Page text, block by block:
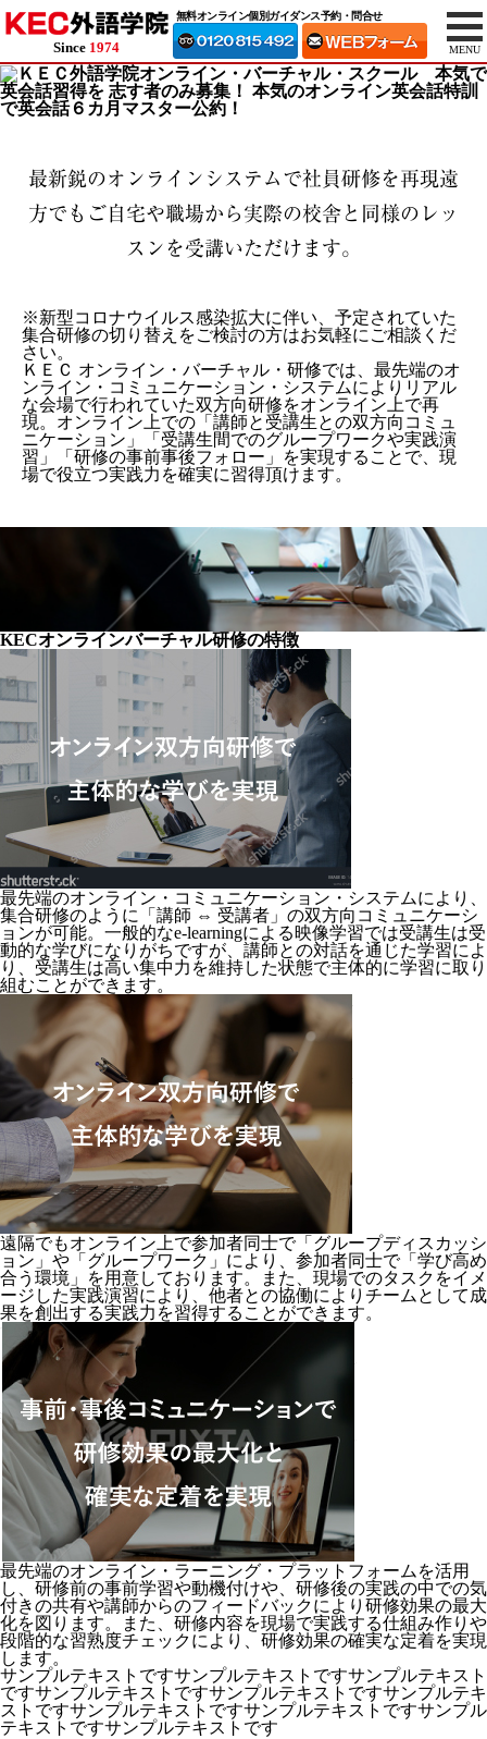
Since 1974
無料オンライン個別ガイダンス予約・問合せ
MENU
最新鋭のオンラインシステムで社員研修を再現遠
方でもご自宅や職場から実際の校舎と同様のレッ
スンを受講いただけます。
※新型コロナウイルス感染拡大に伴い、予定されていた
集合研修の切り替えをご検討の方はお気軽にご相談くだ
さい。
ＫＥＣ オンライン・バーチャル・研修では、最先端のオ
ンライン・コミュニケーション・システムによりリアル
な会場で行われていた双方向研修をオンライン上で再
現。オンライン上での「講師と受講生との双方向コミュ
ニケーション」「受講生間でのグループワークや実践演
習」「研修の事前事後フォロー」を実現することで、現
場で役立つ実践力を確実に習得頂けます。
KECオンラインバーチャル研修の特徴
最先端のオンライン・コミュニケーション・システムにより、
集合研修のように「講師 ⇔ 受講者」の双方向コミュニケーシ
ョンが可能。一般的なe-learningによる映像学習では受講生は受
動的な学びになりがちですが、講師との対話を通じた学習によ
り、受講生は高い集中力を維持した状態で主体的に学習に取り
組むことができます。
遠隔でもオンライン上で参加者同士で「グループディスカッシ
ョン」や「グループワーク」により、参加者同士で「学び高め
合う環境」を用意しております。また、現場でのタスクをイメ
ージした実践演習により、他者との協働によりチームとして成
果を創出する実践力を習得することができます。
最先端のオンライン・ラーニング・プラットフォームを活用
し、研修前の事前学習や動機付けや、研修後の実践の中での気
付きの共有や講師からのフィードバックにより研修効果の最大
化を図ります。また、研修内容を現場で実践する仕組み作りや
段階的な習熟度チェックにより、研修効果の確実な定着を実現
します。
サンプルテキストですサンプルテキストですサンプルテキスト
ですサンプルテキストですサンプルテキストですサンプルテキ
ストですサンプルテキストですサンプルテキストですサンプル
テキストですサンプルテキストです